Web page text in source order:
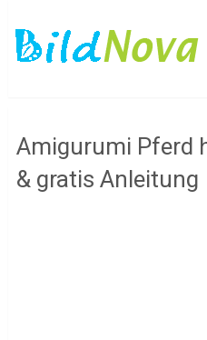
Amigurumi Pferd
& gratis Anleitung